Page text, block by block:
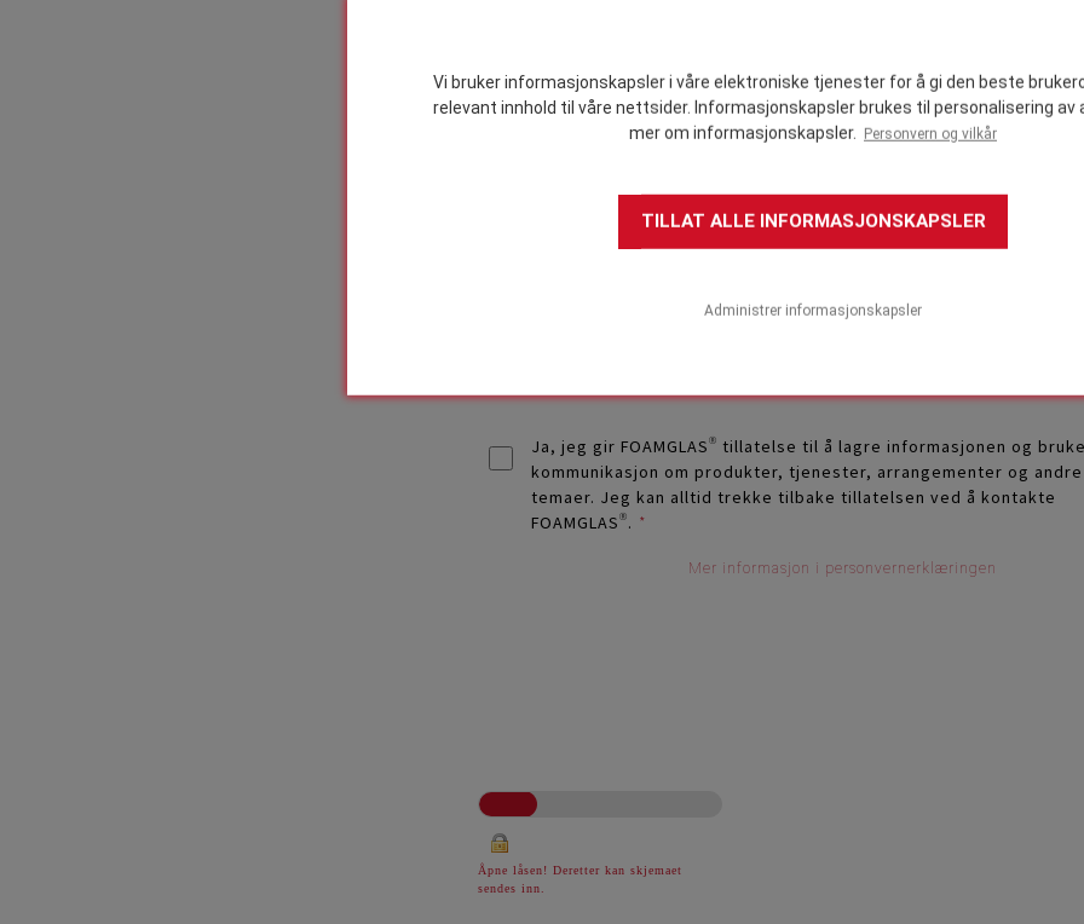
Vi bruker informasjonskapsler i våre elektroniske tjenester for å gi den beste
relevant innhold til våre nettsider. Informasjonskapsler brukes til personalisering
mer om informasjonskapsler. Personvern og vilkår
TILLAT ALLE INFORMASJONSKAPSLER
Administrer informasjonskapsler
Ja, jeg gir FOAMGLAS® tillatelse til å lagre informasjonen og
kommunikasjon om produkter, tjenester, arrangementer og andre
temaer. Jeg kan alltid trekke tilbake tillatelsen ved å kontakte
FOAMGLAS®. *
Mer informasjon i personvernerklæringen
Åpne låsen! Deretter kan skjemaet
sendes inn.